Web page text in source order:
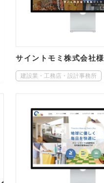
サイントモミ株式会社様
建設業・工務店・設計事務所